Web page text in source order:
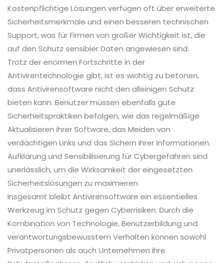
Kostenpflichtige Lösungen verfügen oft über erweiterte
Sicherheitsmerkmale und einen besseren technischen
Support, was für Firmen von großer Wichtigkeit ist, die
auf den Schutz sensibler Daten angewiesen sind.
Trotz der enormen Fortschritte in der
Antivirentechnologie gibt, ist es wichtig zu betonen,
dass Antivirensoftware nicht den alleinigen Schutz
bieten kann. Benutzer müssen ebenfalls gute
Sicherheitspraktiken befolgen, wie das regelmäßige
Aktualisieren ihrer Software, das Meiden von
verdächtigen Links und das Sichern ihrer Informationen.
Aufklärung und Sensibilisierung für Cybergefahren sind
unerlässlich, um die Wirksamkeit der eingesetzten
Sicherheitslösungen zu maximieren.
Insgesamt bleibt Antivirensoftware ein essentielles
Werkzeug im Schutz gegen Cyberrisiken. Durch die
Kombination von Technologie, Benutzerbildung und
verantwortungsbewusstem Verhalten können sowohl
Privatpersonen als auch Unternehmen ihre